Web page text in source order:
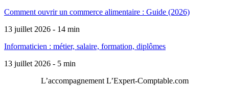
Comment ouvrir un commerce alimentaire : Guide (2026)
13 juillet 2026 - 14 min
Informaticien : métier, salaire, formation, diplômes
13 juillet 2026 - 5 min
L’accompagnement L’Expert-Comptable.com